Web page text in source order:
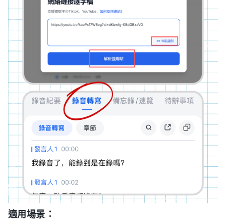
適用場景：